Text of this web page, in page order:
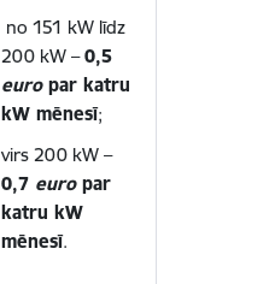
no 151 kW līdz
200 kW –0,5
europar katru
kW mēnesī;
virs 200 kW –
0,7 euro par
katru kW
mēnesī.